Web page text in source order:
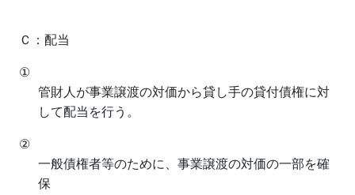
Ｃ：配当
①
管財人が事業譲渡の対価から貸し手の貸付債権に対
して配当を行う。
②
一般債権者等のために、事業譲渡の対価の一部を確
保